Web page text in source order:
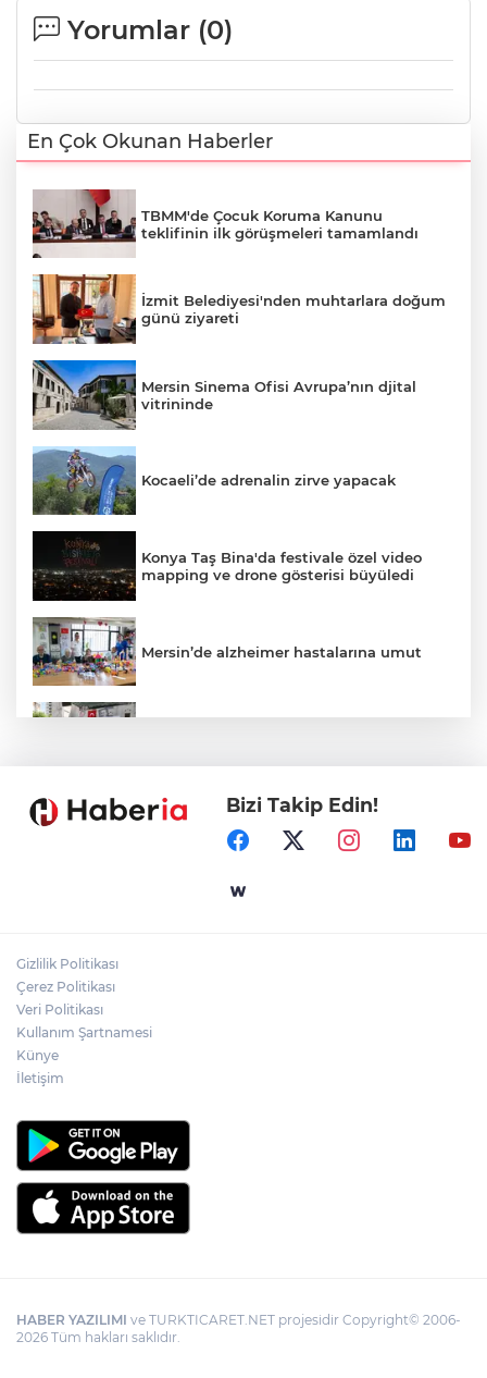
Yorumlar (0)
En Çok Okunan Haberler
TBMM'de Çocuk Koruma Kanunu
teklifinin ilk görüşmeleri tamamlandı
İzmit Belediyesi'nden muhtarlara doğum
günü ziyareti
Mersin Sinema Ofisi Avrupa’nın djital
vitrininde
Kocaeli’de adrenalin zirve yapacak
Konya Taş Bina'da festivale özel video
mapping ve drone gösterisi büyüledi
Mersin’de alzheimer hastalarına umut
Ormanya’nın Atlas’ı yaban hayatına ışık
Bursa İnegöl'de Alanyurt Yüzme
Bizi Takip Edin!
Gizlilik Politikası
Çerez Politikası
Veri Politikası
Kullanım Şartnamesi
Künye
İletişim
HABER YAZILIMI ve TURKTICARET.NET projesidir Copyright© 2006-
2026 Tüm hakları saklıdır.